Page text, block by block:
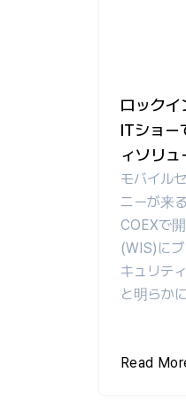
ロックイ
ITショー
ィソリュ
モバイル
ニーが来
COEXで
(WIS)に
キュリテ
と明らか
Read